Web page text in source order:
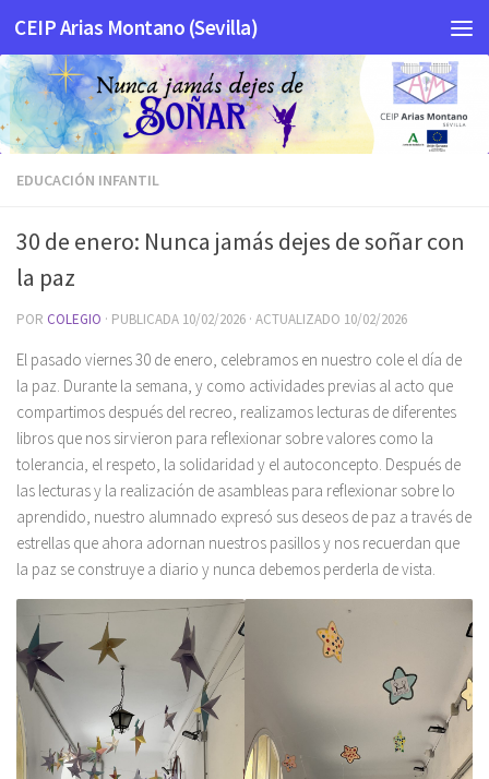
Saltar al contenido
CEIP Arias Montano (Sevilla)
EDUCACIÓN INFANTIL
30 de enero: Nunca jamás dejes de soñar con
la paz
POR COLEGIO · PUBLICADA 10/02/2026 · ACTUALIZADO 10/02/2026
El pasado viernes 30 de enero, celebramos en nuestro cole el día de
la paz. Durante la semana, y como actividades previas al acto que
compartimos después del recreo, realizamos lecturas de diferentes
libros que nos sirvieron para reflexionar sobre valores como la
tolerancia, el respeto, la solidaridad y el autoconcepto. Después de
las lecturas y la realización de asambleas para reflexionar sobre lo
aprendido, nuestro alumnado expresó sus deseos de paz a través de
estrellas que ahora adornan nuestros pasillos y nos recuerdan que
la paz se construye a diario y nunca debemos perderla de vista.